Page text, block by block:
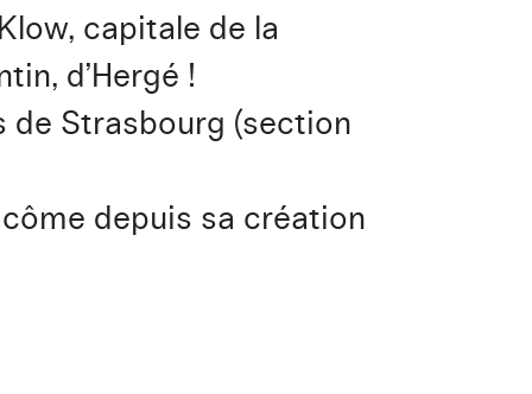
capitale de la
d’Hergé !
de Strasbourg (section
depuis sa création